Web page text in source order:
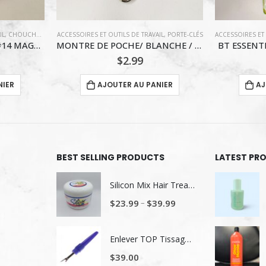
, PORTE-CLÉS
MONTRE DE POCHE/ BLANCHE / PORTE CLÉ
ACCESSOIRES ET OUTILS DE TRAVAIL, BACK 5$ ET MOINS ,COIFFURE
BT ESSENTIAL HAIR ACCESSORIES
$1.99
AJOUTER AU PANIER
ACCESSOIRES
WATINC
BEST SELLING PRODUCTS
Silicon Mix Hair Treatment
$23.99 – $39.99
Enlever TOP Tissage/ Lavage de tête
$39.00
LATEST